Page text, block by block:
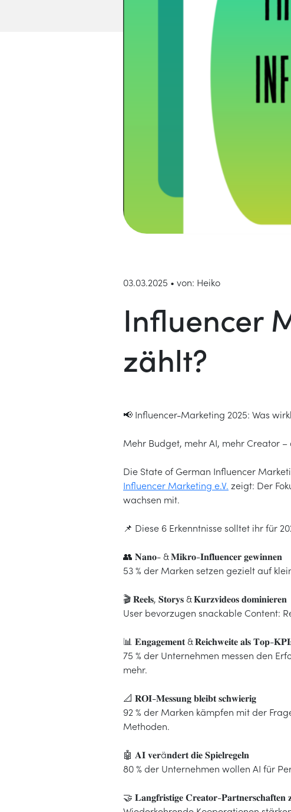
03.03.2025 • von: Heiko
Influencer
zählt?
📢 Influencer-Marketing 2025: Was
Mehr Budget, mehr AI, mehr Creator
Die State of German Influencer
Influencer Marketing e.V. zeigt: Der
wachsen mit.
📌 Diese 6 Erkenntnisse solltet ihr für
👥 𝐍𝐚𝐧𝐨- & 𝐌𝐢𝐤𝐫𝐨-𝐈𝐧𝐟𝐥𝐮𝐞𝐧𝐜𝐞𝐫 𝐠𝐞𝐰𝐢𝐧𝐧𝐞𝐧
53 % der Marken setzen gezielt auf
🎬 𝐑𝐞𝐞𝐥𝐬, 𝐒𝐭𝐨𝐫𝐲𝐬 & 𝐊𝐮𝐫𝐳𝐯𝐢𝐝𝐞𝐨𝐬 𝐝𝐨𝐦𝐢𝐧𝐢𝐞𝐫𝐞𝐧
User bevorzugen snackable Content:
📊 𝐄𝐧𝐠𝐚𝐠𝐞𝐦𝐞𝐧𝐭 & 𝐑𝐞𝐢𝐜𝐡𝐰𝐞𝐢𝐭𝐞 𝐚𝐥𝐬 𝐓𝐨𝐩-
75 % der Unternehmen messen den
mehr.
📐 𝐑𝐎𝐈-𝐌𝐞𝐬𝐬𝐮𝐧𝐠 𝐛𝐥𝐞𝐢𝐛𝐭 𝐬𝐜𝐡𝐰𝐢𝐞𝐫𝐢𝐠
92 % der Marken kämpfen mit der
Methoden.
🤖 𝐀𝐈 𝐯𝐞𝐫ä𝐧𝐝𝐞𝐫𝐭 𝐝𝐢𝐞 𝐒𝐩𝐢𝐞𝐥𝐫𝐞𝐠𝐞𝐥𝐧
80 % der Unternehmen wollen AI für
🤝 𝐋𝐚𝐧𝐠𝐟𝐫𝐢𝐬𝐭𝐢𝐠𝐞 𝐂𝐫𝐞𝐚𝐭𝐨𝐫-𝐏𝐚𝐫𝐭𝐧𝐞𝐫𝐬𝐜𝐡𝐚𝐟𝐭𝐞𝐧